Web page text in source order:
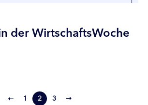
der WirtschaftsWoche
➝ 1 2 3 ➝